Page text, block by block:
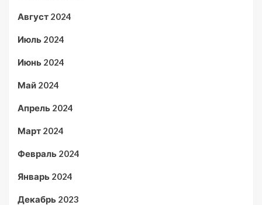
Август 2024
Июль 2024
Июнь 2024
Май 2024
Апрель 2024
Март 2024
Февраль 2024
Январь 2024
Декабрь 2023